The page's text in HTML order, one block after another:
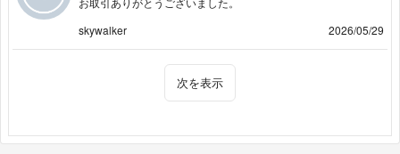
skywalker
2026/05/29
次を表示